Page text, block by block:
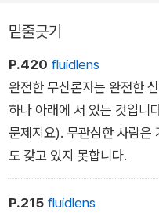
밑줄긋기
P.420 fluidlens
완전한 무신론자는 완전한
하나 아래에 서 있는 것입니
문제지요). 무관심한 사람은
도 갖고 있지 못합니다.
P.215 fluidlens